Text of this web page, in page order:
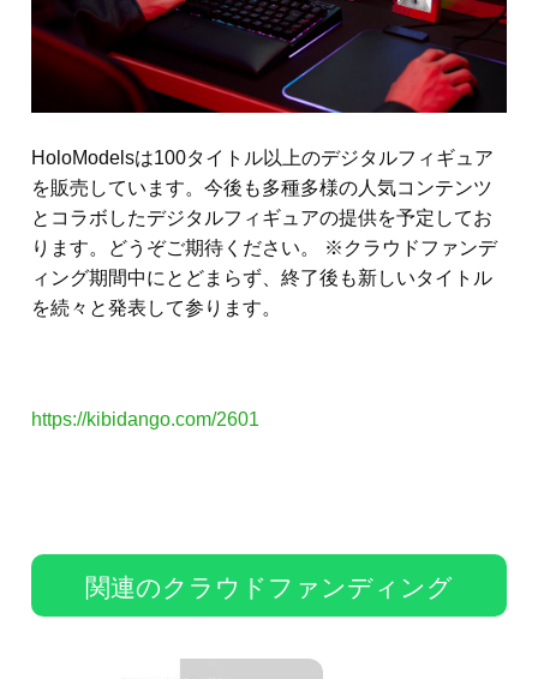
HoloModelsは100タイトル以上のデジタルフィギュア
を販売しています。今後も多種多様の人気コンテンツ
とコラボしたデジタルフィギュアの提供を予定してお
ります。どうぞご期待ください。 ※クラウドファンデ
ィング期間中にとどまらず、終了後も新しいタイトル
を続々と発表して参ります。
https://kibidango.com/2601
関連のクラウドファンディング